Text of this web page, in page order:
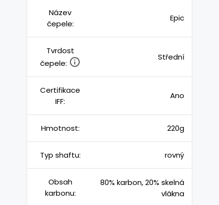
Název
čepele:
Epic
Tvrdost
čepele:
Střední
Certifikace
IFF:
Ano
Hmotnost: 220g
Typ shaftu: rovný
Obsah
karbonu:
80% karbon, 20% skelná
vlákna